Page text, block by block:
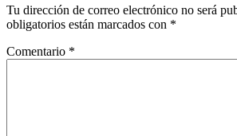
Tu dirección de correo electrónico no será
obligatorios están marcados con *
Comentario *